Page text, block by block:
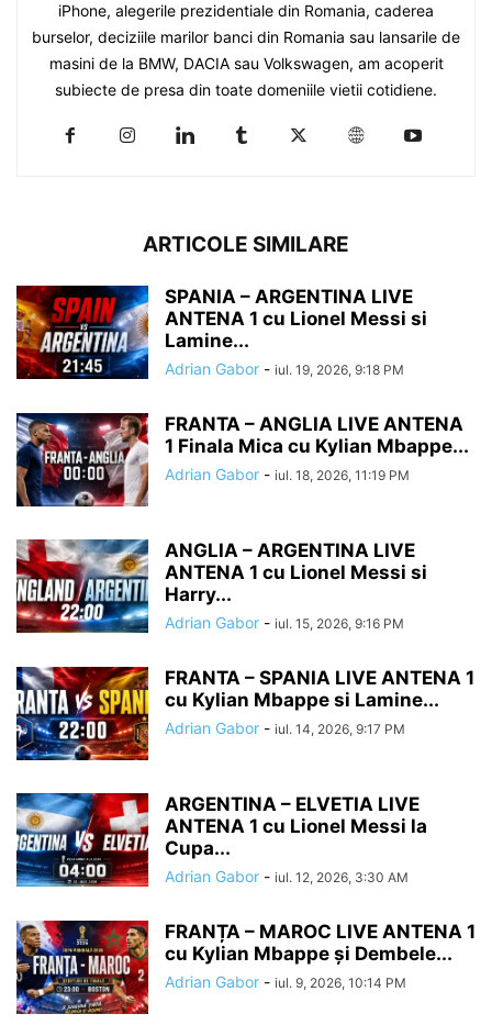
iPhone, alegerile prezidentiale din Romania, caderea
burselor, deciziile marilor banci din Romania sau lansarile de
masini de la BMW, DACIA sau Volkswagen, am acoperit
subiecte de presa din toate domeniile vietii cotidiene.
ARTICOLE SIMILARE
SPANIA – ARGENTINA LIVE
ANTENA 1 cu Lionel Messi si
Lamine...
Adrian Gabor - iul. 19, 2026, 9:18 PM
FRANTA – ANGLIA LIVE ANTENA
1 Finala Mica cu Kylian Mbappe...
Adrian Gabor - iul. 18, 2026, 11:19 PM
ANGLIA – ARGENTINA LIVE
ANTENA 1 cu Lionel Messi si
Harry...
Adrian Gabor - iul. 15, 2026, 9:16 PM
FRANTA – SPANIA LIVE ANTENA 1
cu Kylian Mbappe si Lamine...
Adrian Gabor - iul. 14, 2026, 9:17 PM
ARGENTINA – ELVETIA LIVE
ANTENA 1 cu Lionel Messi la
Cupa...
Adrian Gabor - iul. 12, 2026, 3:30 AM
FRANȚA – MAROC LIVE ANTENA 1
cu Kylian Mbappe și Dembele...
Adrian Gabor - iul. 9, 2026, 10:14 PM